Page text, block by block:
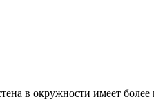
в окружности имеет более